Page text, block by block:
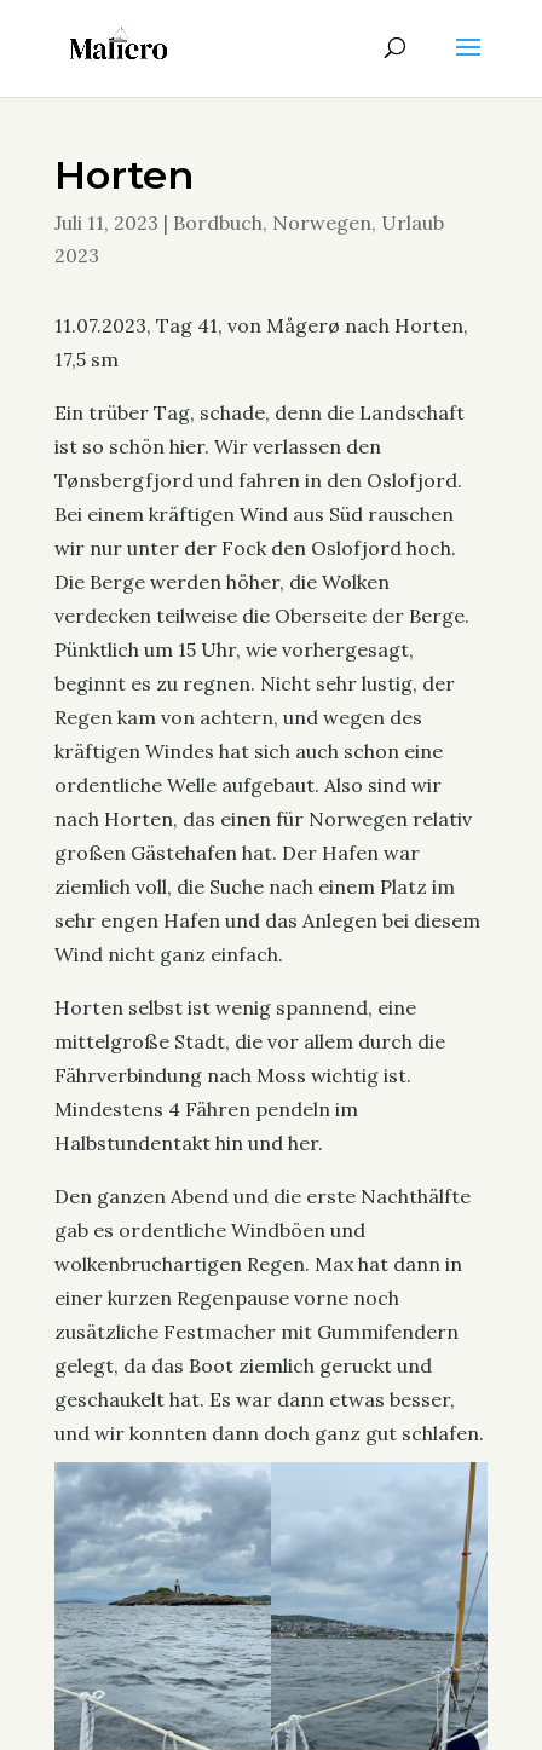
Horten
Juli 11, 2023 | Bordbuch, Norwegen, Urlaub
2023
11.07.2023, Tag 41, von Mågerø nach Horten,
17,5 sm
Ein trüber Tag, schade, denn die Landschaft
ist so schön hier. Wir verlassen den
Tønsbergfjord und fahren in den Oslofjord.
Bei einem kräftigen Wind aus Süd rauschen
wir nur unter der Fock den Oslofjord hoch.
Die Berge werden höher, die Wolken
verdecken teilweise die Oberseite der Berge.
Pünktlich um 15 Uhr, wie vorhergesagt,
beginnt es zu regnen. Nicht sehr lustig, der
Regen kam von achtern, und wegen des
kräftigen Windes hat sich auch schon eine
ordentliche Welle aufgebaut. Also sind wir
nach Horten, das einen für Norwegen relativ
großen Gästehafen hat. Der Hafen war
ziemlich voll, die Suche nach einem Platz im
sehr engen Hafen und das Anlegen bei diesem
Wind nicht ganz einfach.
Horten selbst ist wenig spannend, eine
mittelgroße Stadt, die vor allem durch die
Fährverbindung nach Moss wichtig ist.
Mindestens 4 Fähren pendeln im
Halbstundentakt hin und her.
Den ganzen Abend und die erste Nachthälfte
gab es ordentliche Windböen und
wolkenbruchartigen Regen. Max hat dann in
einer kurzen Regenpause vorne noch
zusätzliche Festmacher mit Gummifendern
gelegt, da das Boot ziemlich geruckt und
geschaukelt hat. Es war dann etwas besser,
und wir konnten dann doch ganz gut schlafen.